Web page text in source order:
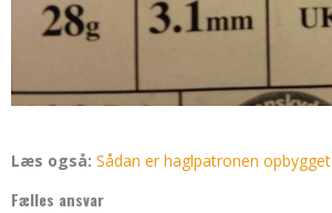
Læs også: Sådan er haglpatronen opbygget
Fælles ansvar